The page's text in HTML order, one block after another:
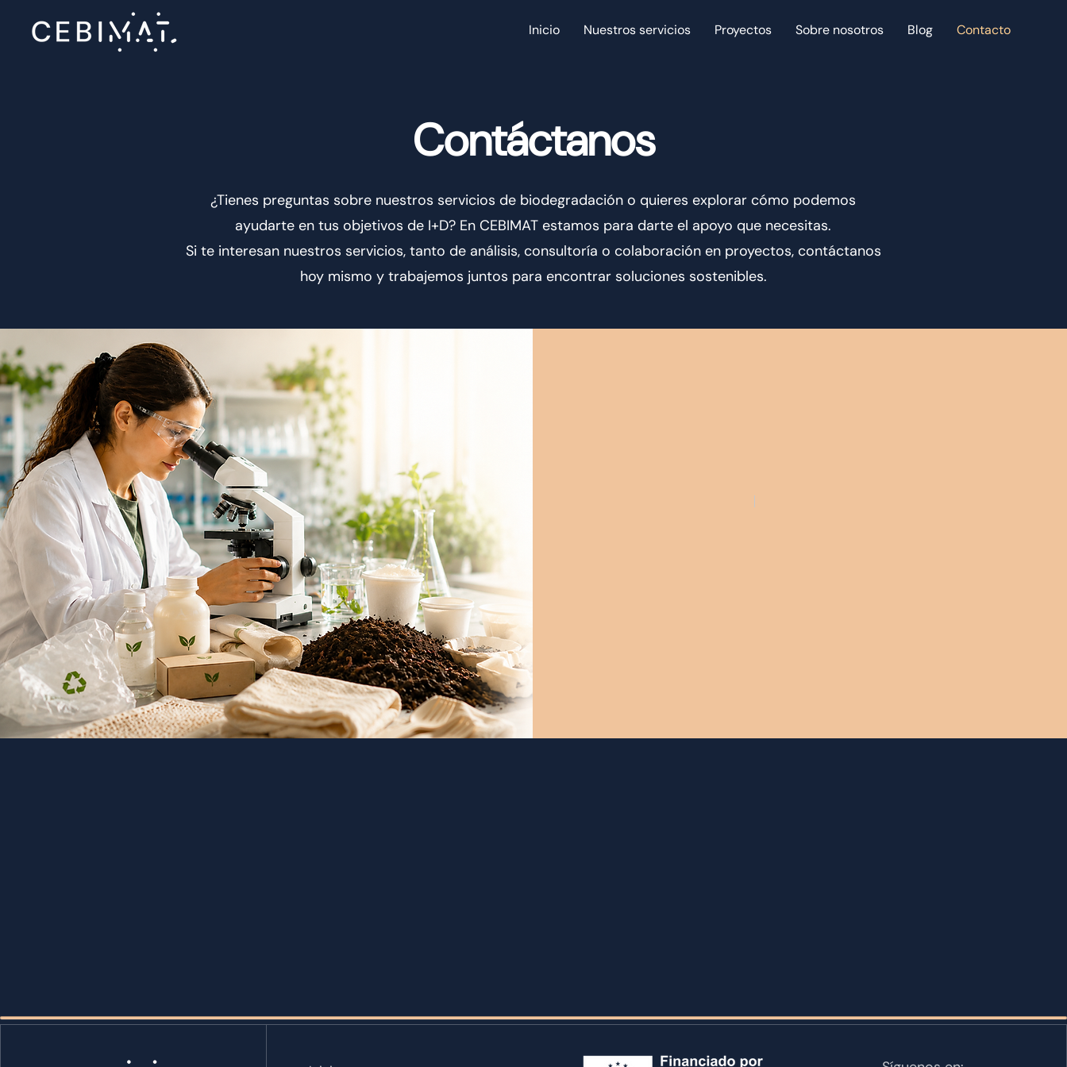
Inicio Nuestros servicios Proyectos Sobre nosotros Blog Contacto
Contáctanos
¿Tienes preguntas sobre nuestros servicios de biodegradación o quieres explorar cómo podemos
ayudarte en tus objetivos de I+D? En CEBIMAT estamos para darte el apoyo que necesitas.
Si te interesan nuestros servicios, tanto de análisis, consultoría o colaboración en proyectos, contáctanos
hoy mismo y trabajemos juntos para encontrar soluciones sostenibles.